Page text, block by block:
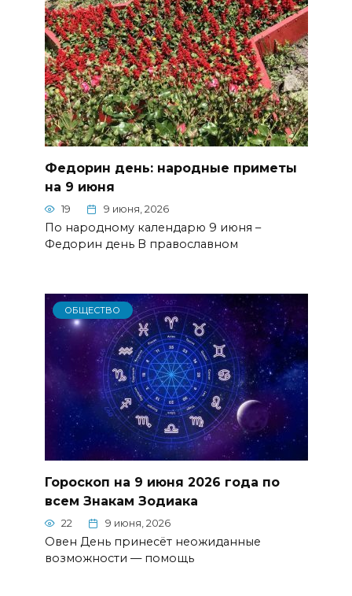
Федорин день: народные приметы
на 9 июня
19 9 июня, 2026
По народному календарю 9 июня –
Федорин день В православном
ОБЩЕСТВО
Гороскоп на 9 июня 2026 года по
всем Знакам Зодиака
22 9 июня, 2026
Овен День принесёт неожиданные
возможности — помощь